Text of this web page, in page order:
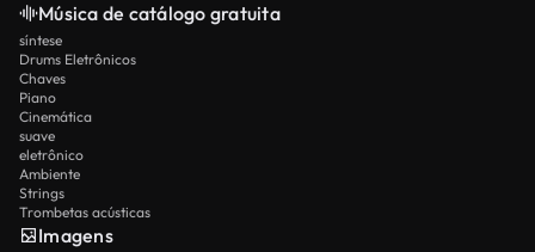
Música de catálogo gratuita
síntese
Drums Eletrônicos
Chaves
Piano
Cinemática
suave
eletrônico
Ambiente
Strings
Trombetas acústicas
Imagens